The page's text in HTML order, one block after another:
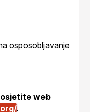
osposobljavanje
web
.